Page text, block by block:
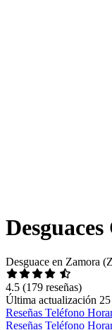
Desguace en Zamora
4.5 (179 reseñas)
Última actualización
Reseñas Teléfono
Reseñas Teléfono